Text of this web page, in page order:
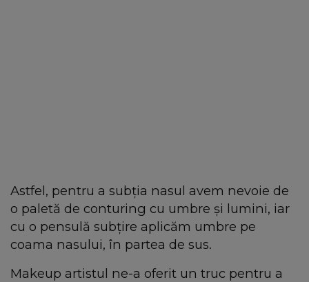
Astfel, pentru a subția nasul avem nevoie de
o paletă de conturing cu umbre și lumini, iar
cu o pensulă subțire aplicăm umbre pe
coama nasului, în partea de sus.
Makeup artistul ne-a oferit un truc pentru a